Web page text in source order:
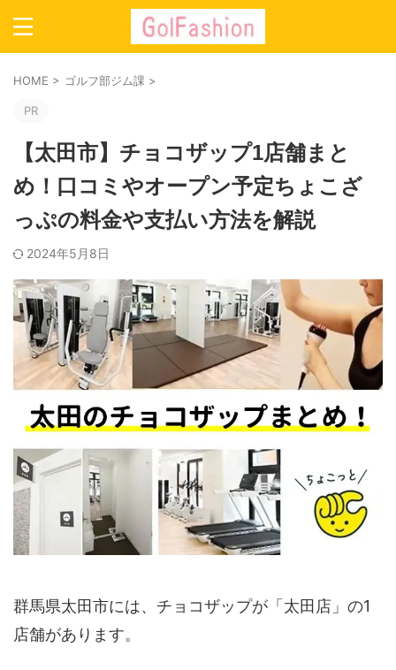
HOME > ゴルフ部ジム課 >
PR
【太田市】チョコザップ1店舗まと
め！口コミやオープン予定ちょこざ
っぷの料金や支払い方法を解説
2024年5月8日
群馬県太田市には、チョコザップが「太田店」の1
店舗があります。